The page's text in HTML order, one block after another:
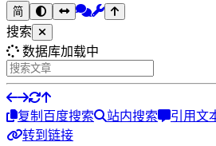
简
搜索
数据库加载中
复制 百度搜索 站内搜索
引用文
转到链接